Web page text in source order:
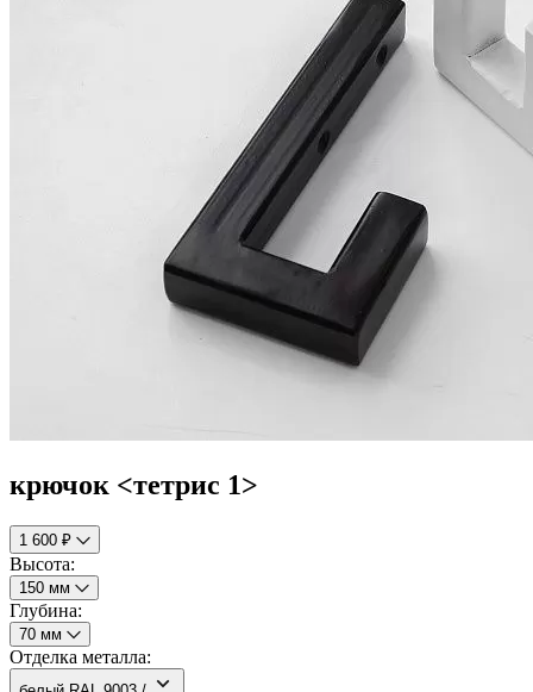
крючок <тетрис 1>
1 600 ₽
Высота:
150 мм
Глубина:
70 мм
Отделка металла: